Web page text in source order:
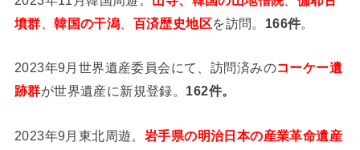
墳群 、韓国の干潟 百済歴史地区を訪問。 166件。
2023年9月世界遺産委員会にて、訪問済みのコーケー遺
跡群が世界遺産に新規登録。 162件。
2023年9月東北周遊。 岩手県の明治日本の産業革命遺産